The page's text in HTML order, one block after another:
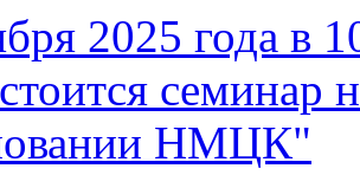
2025 года в
НМЦК"